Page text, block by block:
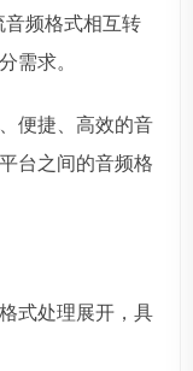
频格式相互转
需求。
便捷、高效的音
台之间的音频格
式处理展开，具